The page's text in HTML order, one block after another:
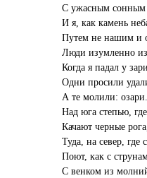
С ужасным сонным
И я, как камень
Путем не нашим и
Люди изумленно
Когда я падал у зари.
Одни просили
А те молили: озари.
Над юга степью,
Качают черные рога,
Туда, на север, где
Поют, как с
С венком из